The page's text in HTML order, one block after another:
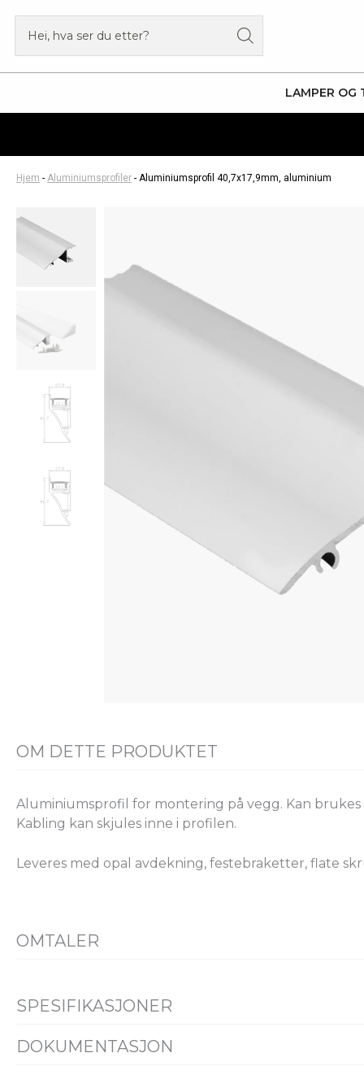
innholdet
search
LAMPER OG
Hjem - Aluminiumsprofiler - Aluminiumsprofil 40,7x17,9mm, aluminium
OM DETTE PRODUKTET
Aluminiumsprofil for montering på vegg. Kan
Kabling kan skjules inne i profilen.
Leveres med opal avdekning, festebraketter, flate
OMTALER
SPESIFIKASJONER
PRODUKT
DOKUMENTASJON